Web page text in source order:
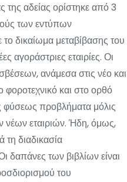
αδείας ορίστηκε από 3
των εντύπων
δικαίωμα μεταβίβασης του
αγοράστριες εταιρίες. Οι
ανάμεσα στις νέο και
και στο ορθό
φύσεως προβλήματα μόλις
εταιριών. Ήδη, όμως,
διαδικασία
δαπάνες των βιβλίων είναι
του